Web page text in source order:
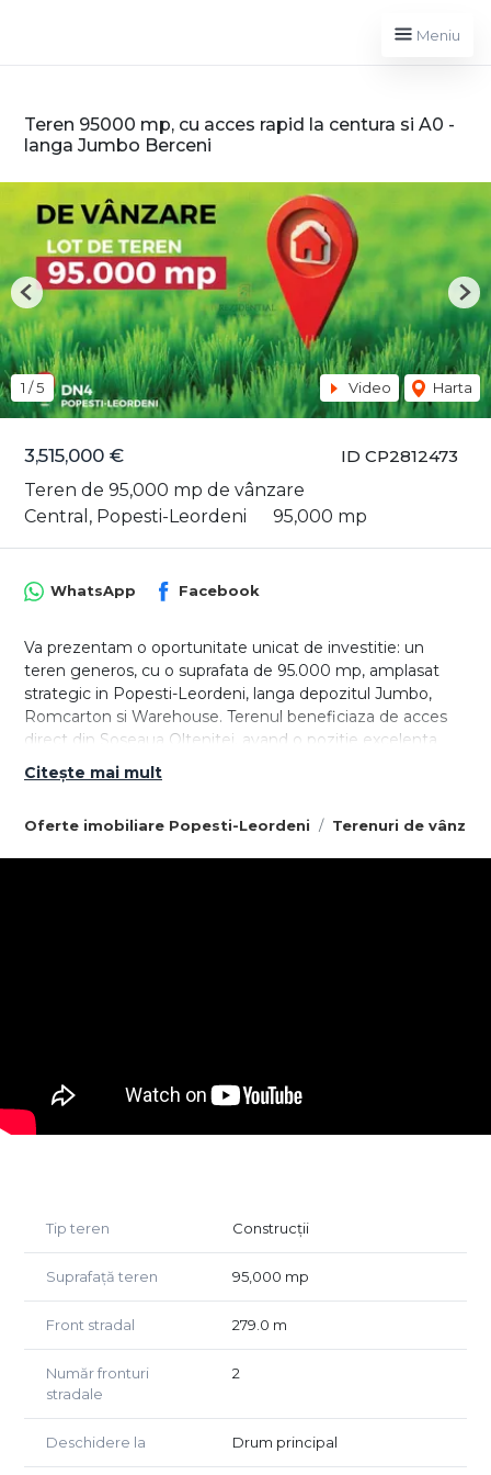
Meniu
Teren 95000 mp, cu acces rapid la centura si A0 -
langa Jumbo Berceni
ID CP2812473
3,515,000 €
Teren de 95,000 mp de vânzare
Central, Popesti-Leordeni
95,000 mp
1 /5 Video Harta
Previous
Oferte imobiliare Popesti-Leordeni Terenuri de
WhatsApp Facebook
Va prezentam o oportunitate unicat de investitie: un
teren generos, cu o suprafata de 95.000 mp, amplasat
strategic in Popesti-Leordeni, langa depozitul Jumbo,
Romcarton si Warehouse. Terenul beneficiaza de acces
direct din Soseaua Oltenitei, avand o pozitie excelenta
intr-o zona urbana aflata in plina expansiune.
Datorita pozitiei strategice si accesului rapid la principalele
rute de tranzit, acest teren ofera numeroase posibilitati de
dezvoltare si un potential ridicat de crestere a valorii.
Acces rutier din DN4, la doar cateva minute de
Autostrada A0 si linia de centura, facilitand transportul
Zona industriala in dezvoltare: Localizata intr-un areal cu
oportunitati excelente de extindere pentru numeroase
Proximitate fata de infrastructura de transport majora:
Accesibilitate optima pentru operatiuni de productie si
doresc sa profite de traficul intens si de infrastructura
Citește mai mult
Tip teren Construcții
Suprafață teren 95,000 mp
Front stradal 279.0 m
Număr fronturi
stradale
2
Deschidere la Drum principal